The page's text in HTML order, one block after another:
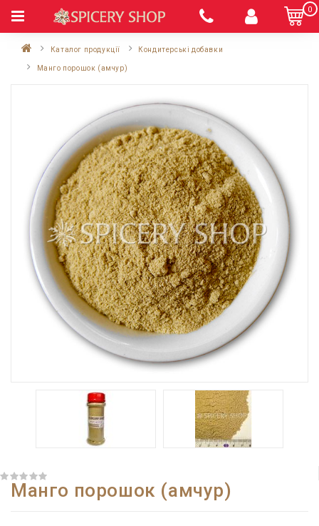
0
Каталог продукції Кондитерські добавки
Манго порошок (амчур)
Манго порошок (амчур)